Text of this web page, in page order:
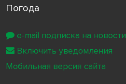
Погода
e-mail подписка на новости
Включить уведомления
Мобильная версия сайта